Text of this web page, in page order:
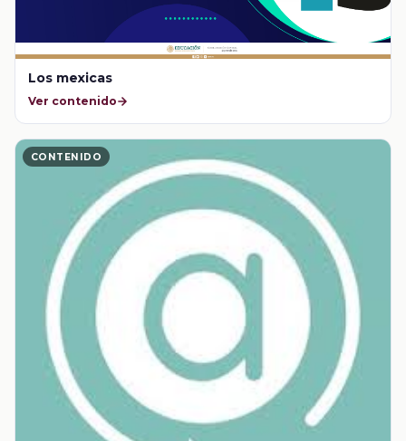
Los mexicas
Ver contenido
CONTENIDO